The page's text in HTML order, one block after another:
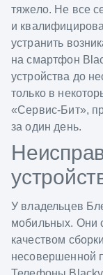
тяжело. Не все
и
устранить
на смартфон
устройства до
только в
«Сервис-Бит»,
за один день.
У владельцев
мобильных. Они
качеством
несовершенной